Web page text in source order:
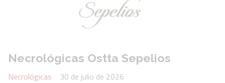
Necrológicas Ostta Sepelios
Necrológicas
30 de julio de 2026